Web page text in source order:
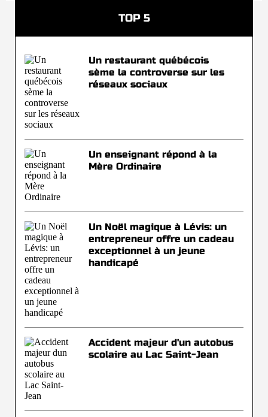
TOP 5
Un restaurant québécois
sème la controverse sur les
réseaux sociaux
Un enseignant répond à la
Mère Ordinaire
Un Noël magique à Lévis: un
entrepreneur offre un cadeau
exceptionnel à un jeune
handicapé
Accident majeur d'un autobus
scolaire au Lac Saint-Jean